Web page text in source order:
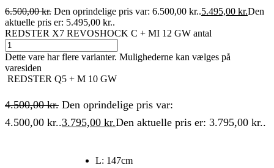
6.500,00kr. Den oprindelige pris var: 6.500,00 kr..5.495,00 kr.Den
aktuelle pris er: 5.495,00 kr..
REDSTER X7 REVOSHOCK C + MI 12 GW antal
Dette vare har flere varianter. Mulighederne kan vælges på
varesiden
REDSTER Q5 + M 10 GW
4.500,00kr. Den oprindelige pris var:
4.500,00 kr..3.795,00 kr.Den aktuelle pris er: 3.795,00 kr..
L: 147cm